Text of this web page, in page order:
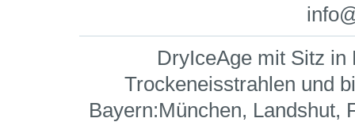
DryIceAge mit Sitz in
Trockeneisstrahlen und
Bayern:München, Landshut,